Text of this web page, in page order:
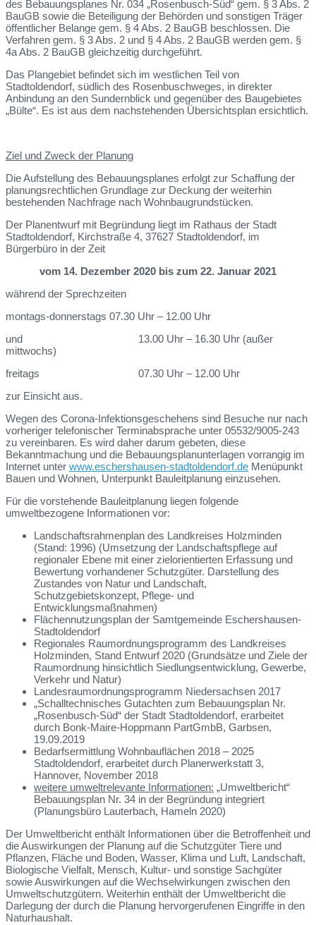
des Bebauungsplanes Nr. 034 „Rosenbusch-Süd“ gem. § 3 Abs. 2
BauGB sowie die Beteiligung der Behörden und sonstigen Träger
öffentlicher Belange gem. § 4 Abs. 2 BauGB beschlossen. Die
Verfahren gem. § 3 Abs. 2 und § 4 Abs. 2 BauGB werden gem. §
4a Abs. 2 BauGB gleichzeitig durchgeführt.
Das Plangebiet befindet sich im westlichen Teil von
Stadtoldendorf, südlich des Rosenbuschweges, in direkter
Anbindung an den Sundernblick und gegenüber des Baugebietes
„Bülte“. Es ist aus dem nachstehenden Übersichtsplan ersichtlich.
Ziel und Zweck der Planung
Die Aufstellung des Bebauungsplanes erfolgt zur Schaffung der
planungsrechtlichen Grundlage zur Deckung der weiterhin
bestehenden Nachfrage nach Wohnbaugrundstücken.
Der Planentwurf mit Begründung liegt im Rathaus der Stadt
Stadtoldendorf, Kirchstraße 4, 37627 Stadtoldendorf, im
Bürgerbüro in der Zeit
vom 14. Dezember 2020 bis zum 22. Januar 2021
während der Sprechzeiten
montags-donnerstags 07.30 Uhr – 12.00 Uhr
und 13.00 Uhr – 16.30 Uhr (außer
mittwochs)
freitags 07.30 Uhr – 12.00 Uhr
zur Einsicht aus.
Wegen des Corona-Infektionsgeschehens sind Besuche nur nach
vorheriger telefonischer Terminabsprache unter 05532/9005-243
zu vereinbaren. Es wird daher darum gebeten, diese
Bekanntmachung und die Bebauungsplanunterlagen vorrangig im
Internet unter www.eschershausen-stadtoldendorf.de Menüpunkt
Bauen und Wohnen, Unterpunkt Bauleitplanung einzusehen.
Für die vorstehende Bauleitplanung liegen folgende
umweltbezogene Informationen vor:
Landschaftsrahmenplan des Landkreises Holzminden
(Stand: 1996) (Umsetzung der Landschaftspflege auf
regionaler Ebene mit einer zielorientierten Erfassung und
Bewertung vorhandener Schutzgüter. Darstellung des
Zustandes von Natur und Landschaft,
Schutzgebietskonzept, Pflege- und
Entwicklungsmaßnahmen)
Flächennutzungsplan der Samtgemeinde Eschershausen-
Stadtoldendorf
Regionales Raumordnungsprogramm des Landkreises
Holzminden, Stand Entwurf 2020 (Grundsätze und Ziele der
Raumordnung hinsichtlich Siedlungsentwicklung, Gewerbe,
Verkehr und Natur)
Landesraumordnungsprogramm Niedersachsen 2017
„Schalltechnisches Gutachten zum Bebauungsplan Nr.
„Rosenbusch-Süd“ der Stadt Stadtoldendorf, erarbeitet
durch Bonk-Maire-Hoppmann PartGmbB, Garbsen,
19.09.2019
Bedarfsermittlung Wohnbauflächen 2018 – 2025
Stadtoldendorf, erarbeitet durch Planerwerkstatt 3,
Hannover, November 2018
weitere umweltrelevante Informationen: „Umweltbericht“
Bebauungsplan Nr. 34 in der Begründung integriert
(Planungsbüro Lauterbach, Hameln 2020)
Der Umweltbericht enthält Informationen über die Betroffenheit und
die Auswirkungen der Planung auf die Schutzgüter Tiere und
Pflanzen, Fläche und Boden, Wasser, Klima und Luft, Landschaft,
Biologische Vielfalt, Mensch, Kultur- und sonstige Sachgüter
sowie Auswirkungen auf die Wechselwirkungen zwischen den
Umweltschutzgütern. Weiterhin enthält der Umweltbericht die
Darlegung der durch die Planung hervorgerufenen Eingriffe in den
Naturhaushalt.